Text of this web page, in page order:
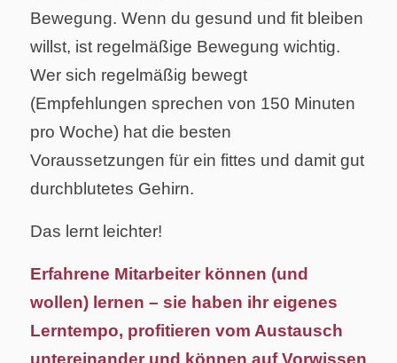
Bewegung. Wenn du gesund und fit bleiben
willst, ist regelmäßige Bewegung wichtig.
Wer sich regelmäßig bewegt
(Empfehlungen sprechen von 150 Minuten
pro Woche) hat die besten
Voraussetzungen für ein fittes und damit gut
durchblutetes Gehirn.
Das lernt leichter!
Erfahrene Mitarbeiter können (und
wollen) lernen – sie haben ihr eigenes
Lerntempo, profitieren vom Austausch
untereinander und können auf Vorwissen